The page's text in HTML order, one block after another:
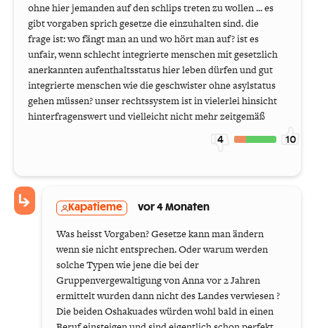
ohne hier jemanden auf den schlips treten zu wollen ... es
gibt vorgaben sprich gesetze die einzuhalten sind. die
frage ist: wo fängt man an und wo hört man auf? ist es
unfair, wenn schlecht integrierte menschen mit gesetzlich
anerkannten aufenthaltsstatus hier leben dürfen und gut
integrierte menschen wie die geschwister ohne asylstatus
gehen müssen? unser rechtssystem ist in vielerlei hinsicht
hinterfragenswert und vielleicht nicht mehr zeitgemäß
4 10
Kapatieme vor 4 Monaten
Was heisst Vorgaben? Gesetze kann man ändern
wenn sie nicht entsprechen. Oder warum werden
solche Typen wie jene die bei der
Gruppenvergewaltigung von Anna vor 2 Jahren
ermittelt wurden dann nicht des Landes verwiesen ?
Die beiden Oshakuades würden wohl bald in einen